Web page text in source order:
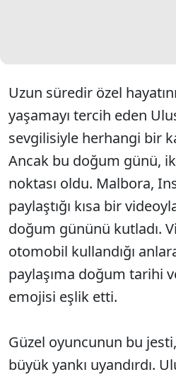
Uzun süredir özel
yaşamayı tercih eden
sevgilisiyle herhangi bir
Ancak bu doğum günü,
noktası oldu. Malbora,
paylaştığı kısa bir
doğum gününü kutladı.
otomobil kullandığı
paylaşıma doğum tarihi
emojisi eşlik etti.
Güzel oyuncunun bu
büyük yankı uyandırdı.